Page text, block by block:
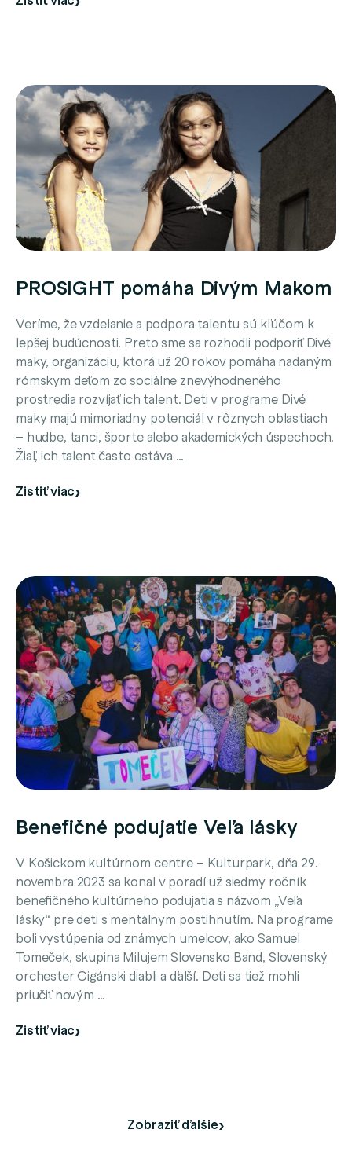
PROSIGHT pomáha Divým Makom
Veríme, že vzdelanie a podpora talentu sú kľúčom k
lepšej budúcnosti. Preto sme sa rozhodli podporiť Divé
maky, organizáciu, ktorá už 20 rokov pomáha nadaným
rómskym deťom zo sociálne znevýhodneného
prostredia rozvíjať ich talent. Deti v programe Divé
maky majú mimoriadny potenciál v rôznych oblastiach
– hudbe, tanci, športe alebo akademických úspechoch.
Žiaľ, ich talent často ostáva …
Zistiť viac
Benefičné podujatie Veľa lásky
V Košickom kultúrnom centre – Kulturpark, dňa 29.
novembra 2023 sa konal v poradí už siedmy ročník
benefičného kultúrneho podujatia s názvom „Veľa
lásky“ pre deti s mentálnym postihnutím. Na programe
boli vystúpenia od známych umelcov, ako Samuel
Tomeček, skupina Milujem Slovensko Band, Slovenský
orchester Cigánski diabli a ďalší. Deti sa tiež mohli
priučiť novým …
Zistiť viac
Zobraziť ďalšie